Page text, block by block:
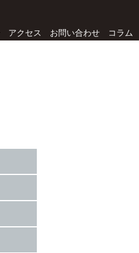
アクセス お問い合わせ コラム